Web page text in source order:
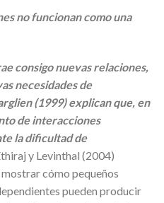
no funcionan como una
consigo nuevas relaciones,
necesidades de
(1999) explican que, en
de interacciones
la dificultad de
y Levinthal (2004)
cómo pequeños
pueden producir